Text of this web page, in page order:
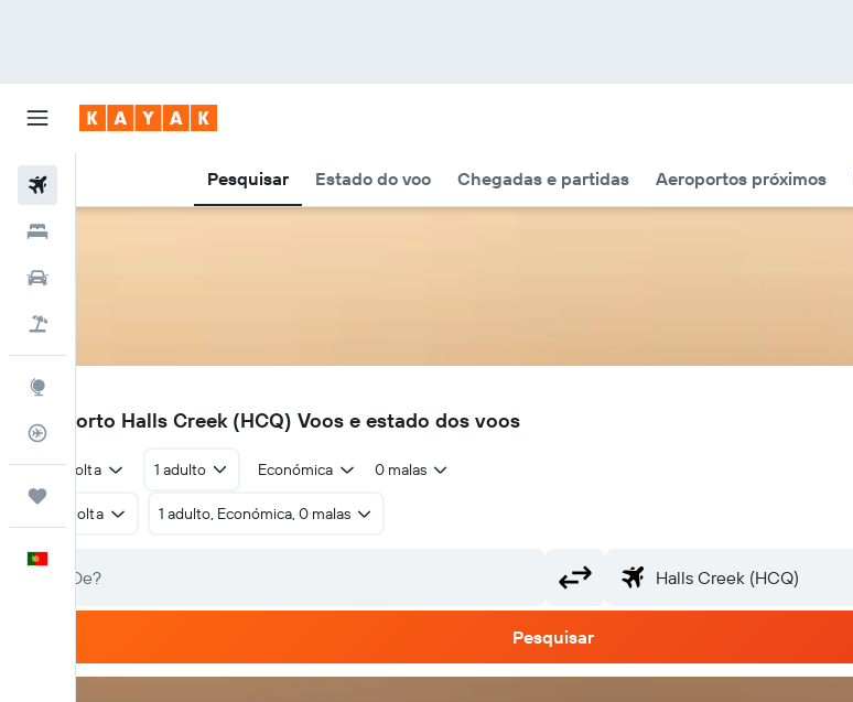
Pesquisar Estado do voo Chegadas e partidas Aeroportos próximos
Monitorizador de voos
HCQ
Aeroporto Halls Creek (HCQ) Voos e estado dos voos
Ida e volta 1 adulto Económica 0 malas
Ida e volta 1 adulto, Económica, 0 malas
Pesquisar